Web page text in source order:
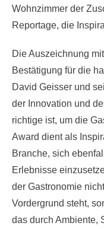
Wohnzimmer der
Reportage, die
Die Auszeichnung
Bestätigung für die
David Geisser und
der Innovation und
richtige ist, um die
Award dient als
Branche, sich
Erlebnisse
der Gastronomie
Vordergrund steht,
das durch Ambiente,